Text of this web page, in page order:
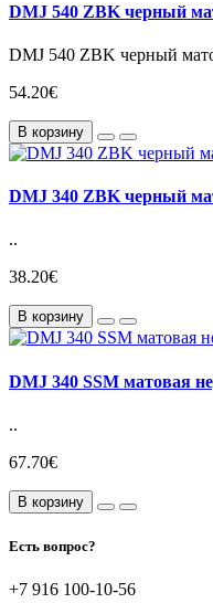
DMJ 540 ZBK черный
DMJ 540 ZBK черный
54.20€
В корзину
DMJ 340 ZBK черный
..
38.20€
В корзину
DMJ 340 SSM матовая
..
67.70€
В корзину
Есть вопрос?
+7 916 100-10-56